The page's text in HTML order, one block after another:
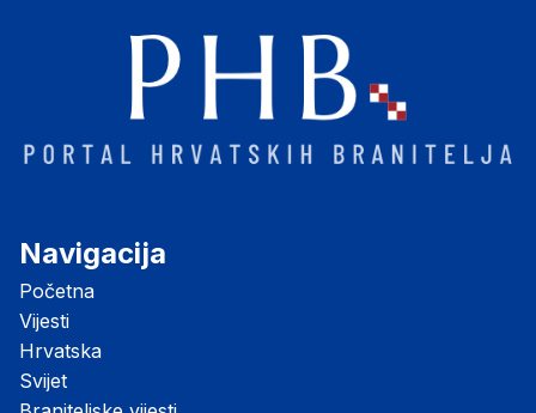
Navigacija
Početna
Vijesti
Hrvatska
Svijet